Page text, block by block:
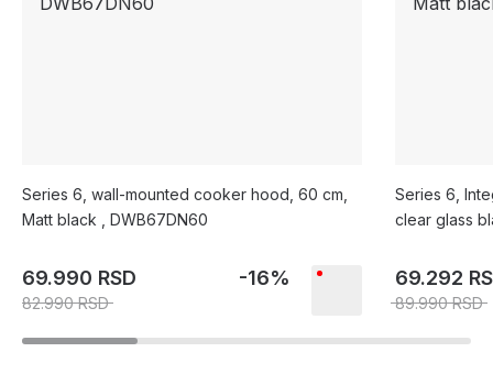
Series 6, wall-mounted cooker hood, 60 cm,
Matt black , DWB67DN60
69.990 RSD
82.990 RSD
-16%
Series 6,
clear glass
69.292
89.990 RSD